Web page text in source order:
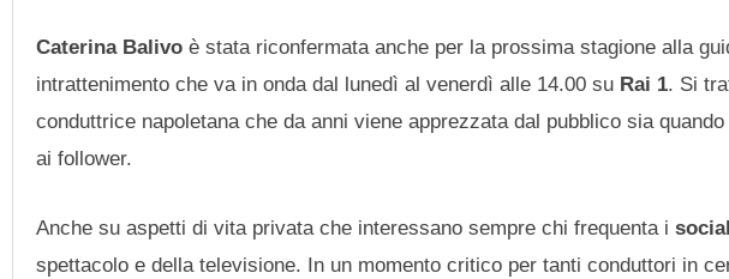
Caterina Balivo è stata riconfermata anche per la prossima stagione alla
intrattenimento che va in onda dal lunedì al venerdì alle 14.00 su Rai 1. Si
conduttrice napoletana che da anni viene apprezzata dal pubblico sia
ai follower.
Anche su aspetti di vita privata che interessano sempre chi frequenta isocial
spettacolo e della televisione. In un momento critico per tanti conduttori in